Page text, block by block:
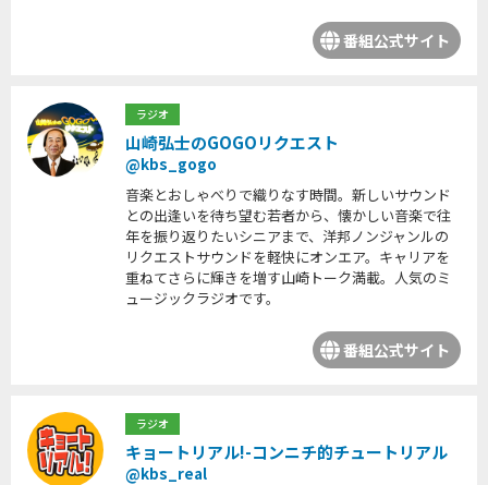
番組公式サイト
ラジオ
山崎弘士のGOGOリクエスト
@kbs_gogo
音楽とおしゃべりで織りなす時間。新しいサウンド
との出逢いを待ち望む若者から、懐かしい音楽で往
年を振り返りたいシニアまで、洋邦ノンジャンルの
リクエストサウンドを軽快にオンエア。キャリアを
重ねてさらに輝きを増す山崎トーク満載。人気のミ
ュージックラジオです。
番組公式サイト
ラジオ
キョートリアル!-コンニチ的チュートリアル
@kbs_real